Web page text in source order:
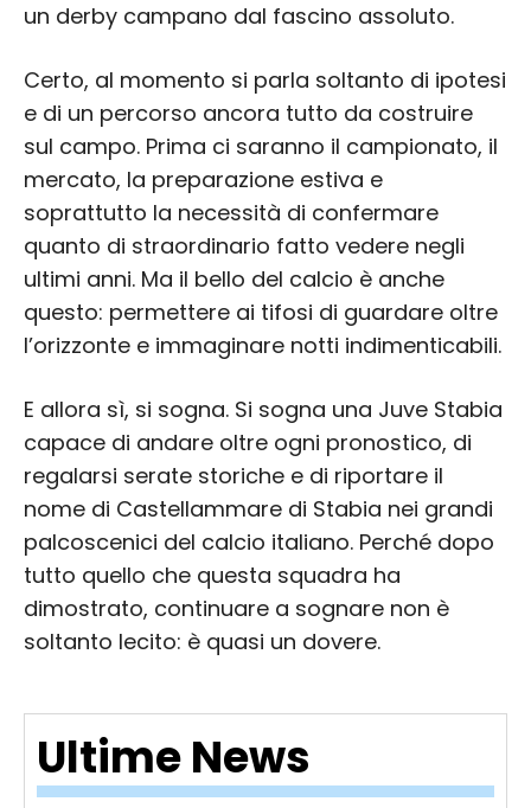
Ultime News
un derby campano dal fascino assoluto.
Certo, al momento si parla soltanto di ipotesi
e di un percorso ancora tutto da costruire
sul campo. Prima ci saranno il campionato, il
mercato, la preparazione estiva e
soprattutto la necessità di confermare
quanto di straordinario fatto vedere negli
ultimi anni. Ma il bello del calcio è anche
questo: permettere ai tifosi di guardare oltre
l’orizzonte e immaginare notti indimenticabili.
E allora sì, si sogna. Si sogna una Juve Stabia
capace di andare oltre ogni pronostico, di
regalarsi serate storiche e di riportare il
nome di Castellammare di Stabia nei grandi
palcoscenici del calcio italiano. Perché dopo
tutto quello che questa squadra ha
dimostrato, continuare a sognare non è
soltanto lecito: è quasi un dovere.